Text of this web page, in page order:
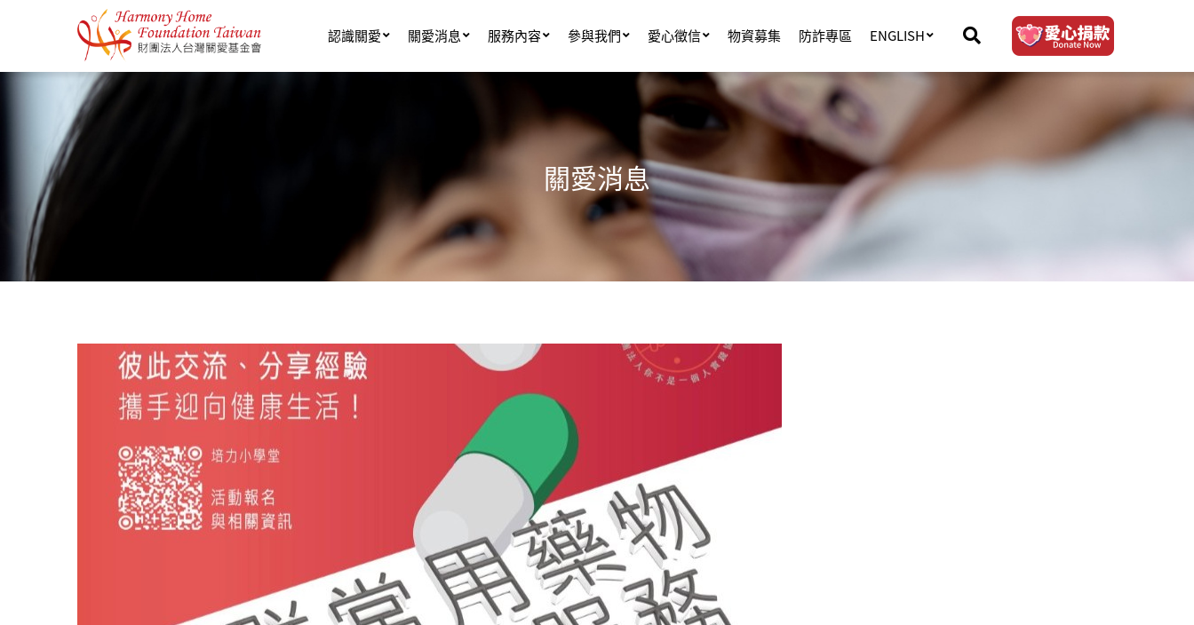
認識關愛 關愛消息 服務內容 參與我們 愛心徵信 物資募集 防詐專區 ENGLISH
關愛消息